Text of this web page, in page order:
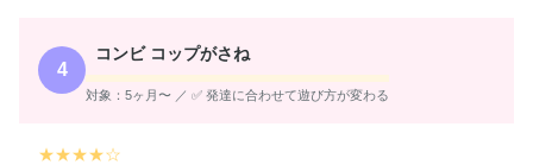
4
コンビ コップがさね
対象：5ヶ月〜 ／ ✅ 発達に合わせて遊び方が変わる
★★★★☆